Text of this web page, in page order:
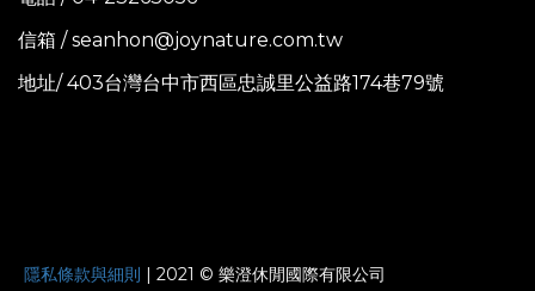
信箱 / seanhon@joynature.com.tw
地址/ 403台灣台中市西區忠誠里公益路174巷79號
隱私條款與細則 | 2021 © 樂澄休閒國際有限公司